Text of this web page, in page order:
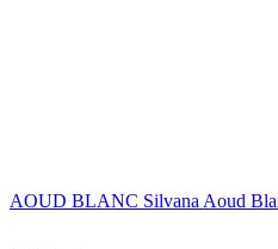
AOUD BLANC Silvana Aoud